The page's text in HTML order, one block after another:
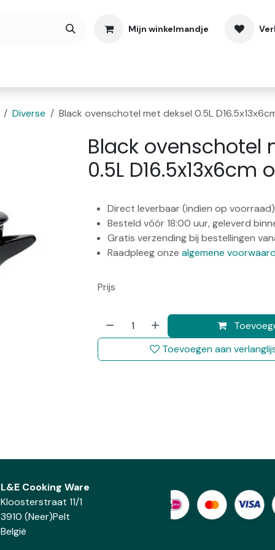
Mijn winkelmandje
Diverse Black ovenschotel met deksel 0.5L
Black ovenschotel
0.5L D16.5x13x6cm
Direct leverbaar (indien op voorraad)
Besteld vóór 18:00 uur, geleverd
Gratis verzending bij bestellingen
Raadpleeg onze algemene
Toevoegen aan
Prijs
L&E Cooking Ware
Kloosterstraat 11/1
3910 (Neer)Pelt
België